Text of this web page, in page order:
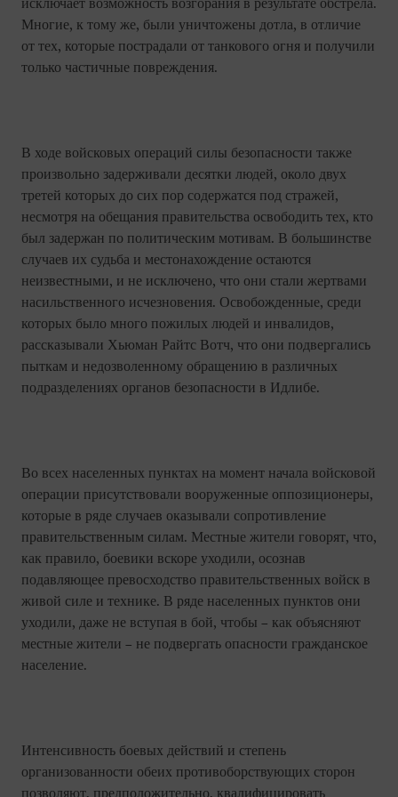
исключает возможность возгорания в результате обстрела.
Многие, к тому же, были уничтожены дотла, в отличие
от тех, которые пострадали от танкового огня и получили
только частичные повреждения.
В ходе войсковых операций силы безопасности также
произвольно задерживали десятки людей, около двух
третей которых до сих пор содержатся под стражей,
несмотря на обещания правительства освободить тех, кто
был задержан по политическим мотивам. В большинстве
случаев их судьба и местонахождение остаются
неизвестными, и не исключено, что они стали жертвами
насильственного исчезновения. Освобожденные, среди
которых было много пожилых людей и инвалидов,
рассказывали Хьюман Райтс Вотч, что они подвергались
пыткам и недозволенному обращению в различных
подразделениях органов безопасности в Идлибе.
Во всех населенных пунктах на момент начала войсковой
операции присутствовали вооруженные оппозиционеры,
которые в ряде случаев оказывали сопротивление
правительственным силам. Местные жители говорят, что,
как правило, боевики вскоре уходили, осознав
подавляющее превосходство правительственных войск в
живой силе и технике. В ряде населенных пунктов они
уходили, даже не вступая в бой, чтобы – как объясняют
местные жители – не подвергать опасности гражданское
население.
Интенсивность боевых действий и степень
организованности обеих противоборствующих сторон